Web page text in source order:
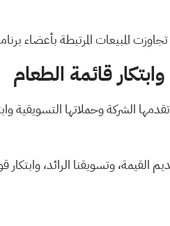
قائمة الطعام
الشركة وحملاتها التسويقية
وتسويقنا الرائد،